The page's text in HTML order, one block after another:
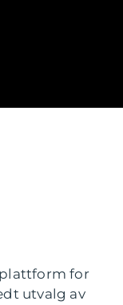
for
utvalg av